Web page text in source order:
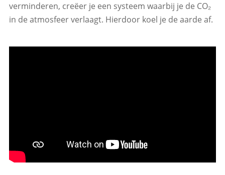
verminderen, creëer je een systeem waarbij je de CO₂
in de atmosfeer verlaagt. Hierdoor koel je de aarde af.